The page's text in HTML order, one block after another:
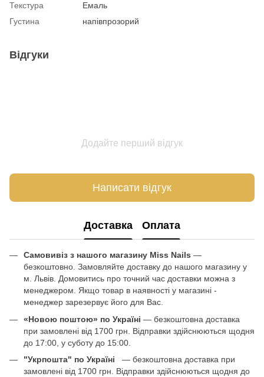
Текстура
Емаль
Густина
напівпрозорий
Відгуки
Додайте перший відгук
Написати відгук
Доставка Оплата
Самовивіз з нашого магазину Miss Nails —
безкоштовно. Замовляйте доставку до нашого магазину у
м. Львів. Домовитись про точний час доставки можна з
менеджером. Якщо товар в наявності у магазині -
менеджер зарезервує його для Вас.
«Новою поштою» по Україні — безкоштовна доставка
при замовлені від 1700 грн. Відправки здійснюються щодня
до 17:00, у суботу до 15:00.
"Укрпошта" по Україні
— безкоштовна доставка при
замовлені від 1700 грн. Відправки здійснюються щодня до